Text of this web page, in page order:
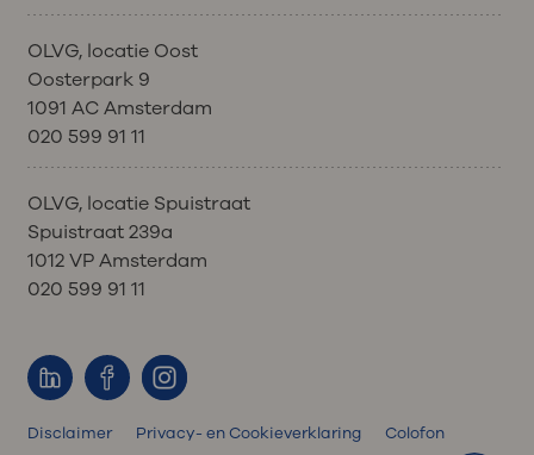
OLVG, locatie Oost
Oosterpark 9
1091 AC Amsterdam
020 599 91 11
OLVG, locatie Spuistraat
Spuistraat 239a
1012 VP Amsterdam
020 599 91 11
Disclaimer Privacy- en Cookieverklaring
Colofon